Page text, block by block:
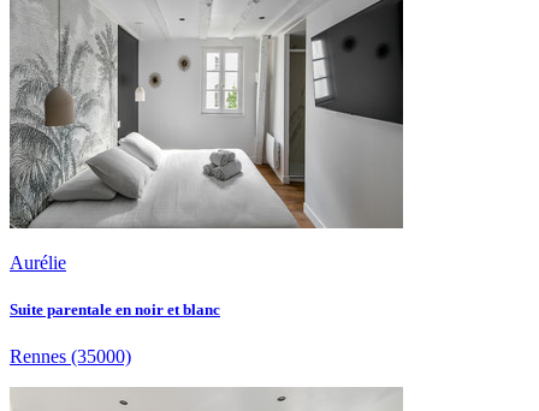
Aurélie
Suite parentale en noir et blanc
Rennes (35000)